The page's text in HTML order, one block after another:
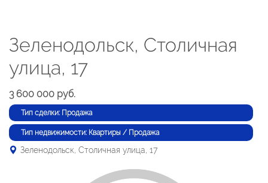
Зеленодольск, Столичная
улица, 17
3 600 000 руб.
Тип сделки: Продажа
Тип недвижимости: Квартиры / Продажа
Зеленодольск, Столичная улица, 17